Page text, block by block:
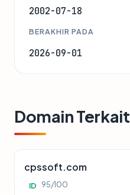
2002-07-18
BERAKHIR PADA
2026-09-01
Domain Terkait
cpssoft.com
ID 95/100